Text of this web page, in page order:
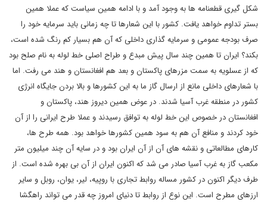
شکل گیری قطعنامه ها به وجود آمد و با ادامه همین سیاست که عملا همین
بستر تداوم خواهد یافت. کشور با این شعارها تا چه زمانی باید سرمایه خود را
صرف بودجه عمومی و سرمایه گذاری داخلی که آن هم بسیار کم رنگ شده است،
بکند؟ ایران تا همین چند سال پیش مبدع و طراح اصلی خط لوله به نام صلح بود
که از عسلویه به سمت مزرهای پاکستان و بعد هم افغانستان و هند می رفت. اما
با شعارهای داخلی مانع از ارسال گاز ما به این کشورها و بالا بردن جایگاه انرژی
کشور در منطقه غرب آسیا شدند. در عوض همین دیروز هند، پاکستان و
افغانستان در خصوص این خط لوله به توافق رسیدند و عملا طرح ایرانی را از آن
خود کردند و منافع آن هم به سود همین کشورها خواهد بود. همه طرح ها،
کارهای مطالعاتی و نقشه های آن از آن ایران بود و در سایه آن چند میلیون متر
مکعب گاز به غرب آسیا صادر می شد که اکنون ایران از آن بی بهره شده است. از
طرف دیگر اکنون در کشور مساله روابط تجاری با روپیه، لیر، یوان، روبل و سایر
ارزهای مطرح است. این نوع از روابط تا دنیای امروز چه قدر می تواند راهگشا